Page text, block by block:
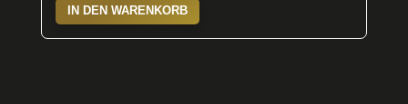
IN DEN WARENKORB